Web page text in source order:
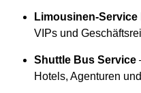
Limousinen-Service
VIPs und
Shuttle Bus Service
Hotels, Agenturen